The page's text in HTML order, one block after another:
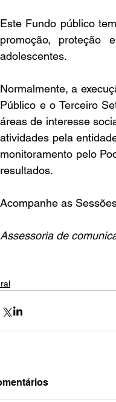
Este Fundo público
promoção,
adolescentes.
Normalmente, a
Público e o Terceiro
áreas de interesse
atividades pela
monitoramento pelo
resultados.
Acompanhe as
Assessoria de